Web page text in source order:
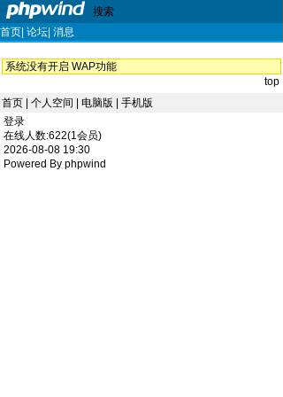
搜索
首页| 论坛| 消息
系统没有开启 WAP功能
top
首页 | 个人空间 | 电脑版 | 手机版
登录
在线人数:622(1会员)
2026-08-08 19:30
Powered By phpwind